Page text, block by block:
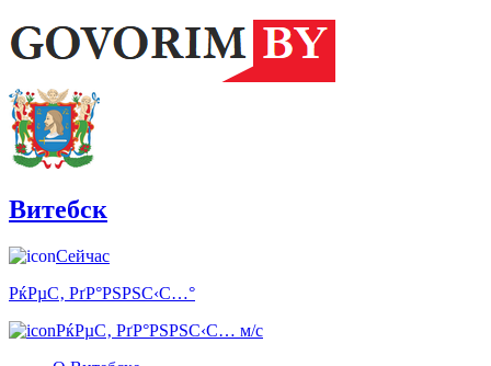
Витебск
Сейчас
РќРµС‚ РґР°РЅРЅС‹С…°
РќРµС‚ РґР°РЅРЅС‹С… м/с